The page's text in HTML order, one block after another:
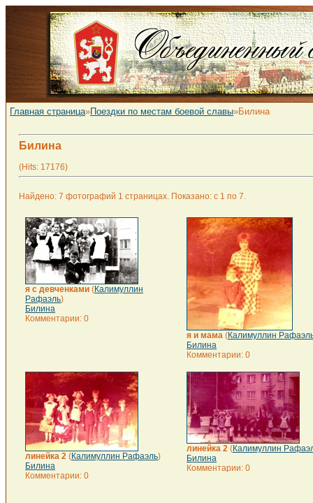
Главная страница»Поездки по местам боевой славы»Билина
Билина
(Hits: 17176)
Найдено: 7 фотографий 1 страницах. Показано: с 1 по 7.
я с девченками (Калимуллин
Рафаэль)
Билина
Комментарии: 0
я и мама (Калимуллин
Билина
Комментарии: 0
линейка 2 (Калимуллин Рафаэль)
Билина
Комментарии: 0
линейка 2 (Калимуллин
Билина
Комментарии: 0